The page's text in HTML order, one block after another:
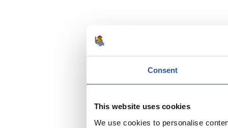
Consent
This website uses cookies
We use cookies to personalise